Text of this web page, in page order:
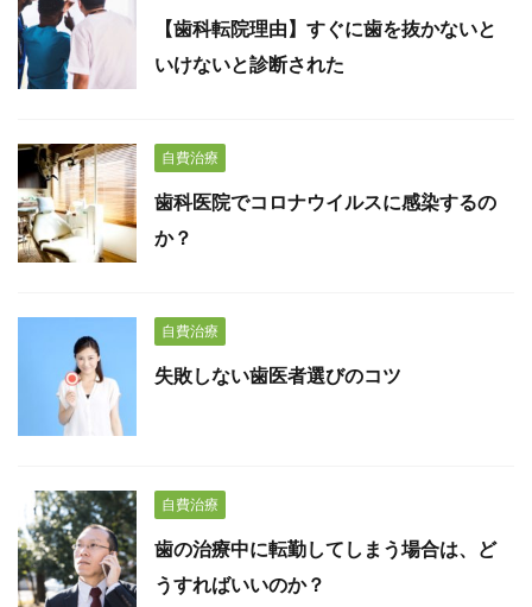
【歯科転院理由】すぐに歯を抜かないと
いけないと診断された
自費治療
歯科医院でコロナウイルスに感染するの
か？
自費治療
失敗しない歯医者選びのコツ
自費治療
歯の治療中に転勤してしまう場合は、ど
うすればいいのか？